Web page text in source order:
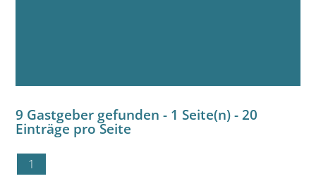
9 Gastgeber gefunden - 1 Seite(n) - 20
Einträge pro Seite
1